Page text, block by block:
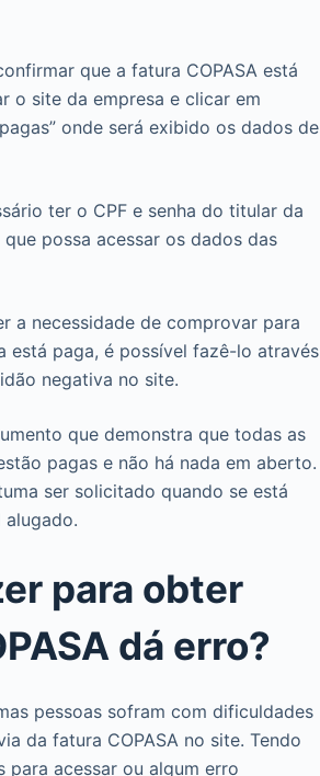
que a fatura COPASA está
o site da empresa e clicar em
onde será exibido os dados de
ter o CPF e senha do titular da
que possa acessar os dados das
a necessidade de comprovar para
está paga, é possível fazê-lo através
negativa no site.
que demonstra que todas as
pagas e não há nada em aberto.
ser solicitado quando se está
alugado.
para obter
dá erro?
pessoas sofram com dificuldades
da fatura COPASA no site. Tendo
para acessar ou algum erro